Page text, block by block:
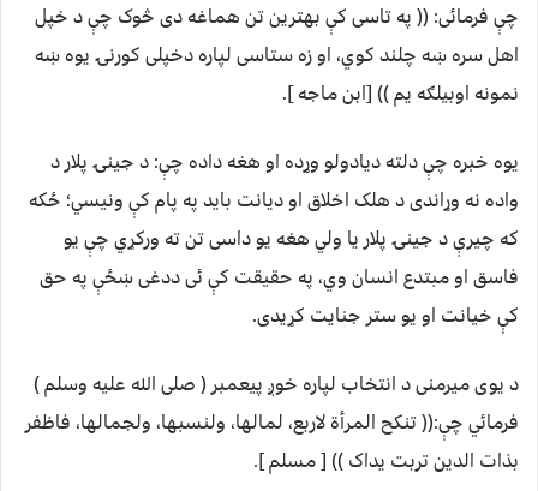
چې فرمائی: (( په تاسی کې بهترین تن هماغه دی څوک چې د خپل
اهل سره ښه چلند کوي، او زه ستاسی لپاره دخپلی کورنۍ یوه ښه
نمونه اوبیلګه یم )) [ابن ماجه ].
یوه خبره چې دلته دیادولو وړده او هغه داده چې: د جینۍ پلار د
واده نه وړاندی د هلک اخلاق او دیانت باید په پام کې ونیسي؛ ځکه
که چیرې د جینۍ پلار یا ولي هغه یو داسی تن ته ورکړي چې یو
فاسق او مبتدع انسان وي، په حقیقت کې ئی ددغی ښځې په حق
کې خیانت او یو ستر جنایت کړیدی.
د یوی میرمنی د انتخاب لپاره خوږ پیعمبر ( صلی الله علیه وسلم )
فرمائي چې:(( تنکح المرأة لاربع، لمالها، ولنسبها، ولجمالها، فاظفر
بذات الدین تربت یداک )) [ مسلم ].